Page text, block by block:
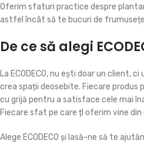
Oferim sfaturi practice despre
astfel încât să te bucuri de
De ce să alegi
La ECODECO, nu ești doar un client,
crea spații deosebite. Fiecare
cu grijă pentru a satisface cele mai
Fiecare sfat pe care țl oferim vine din
Alege ECODECO și lasă-ne să te